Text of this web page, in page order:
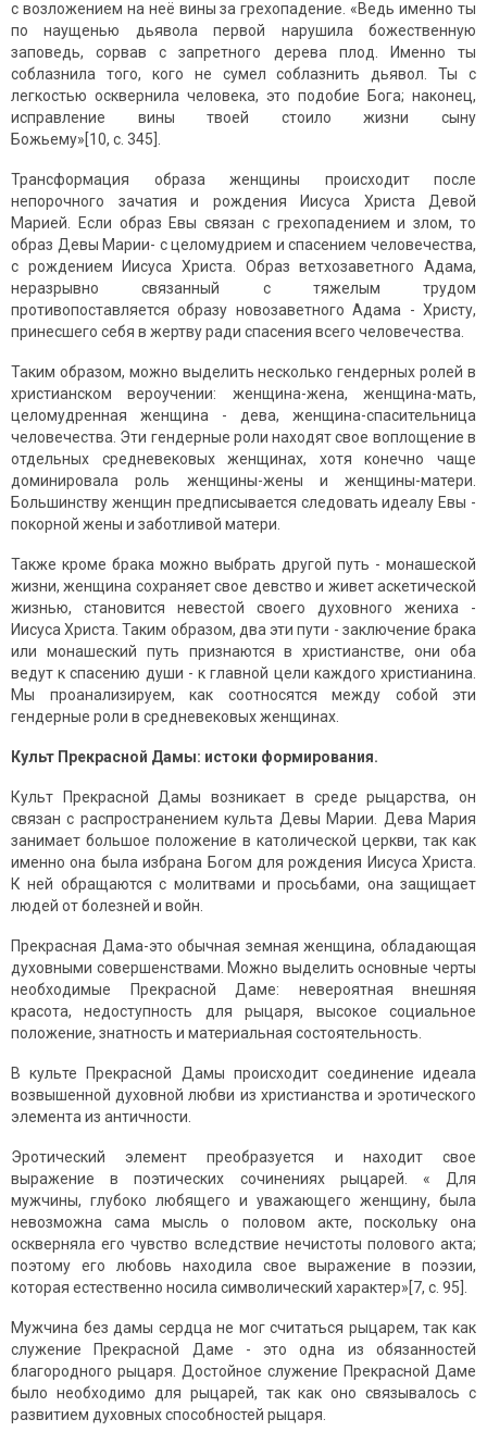
с возложением на неё вины за грехопадение. «Ведь именно ты
по наущенью дьявола первой нарушила божественную
заповедь, сорвав с запретного дерева плод. Именно ты
соблазнила того, кого не сумел соблазнить дьявол. Ты с
легкостью осквернила человека, это подобие Бога; наконец,
исправление вины твоей стоило жизни сыну
Божьему»[10, c. 345].
Трансформация образа женщины происходит после
непорочного зачатия и рождения Иисуса Христа Девой
Марией. Если образ Евы связан с грехопадением и злом, то
образ Девы Марии- с целомудрием и спасением человечества,
с рождением Иисуса Христа. Образ ветхозаветного Адама,
неразрывно связанный с тяжелым трудом
противопоставляется образу новозаветного Адама - Христу,
принесшего себя в жертву ради спасения всего человечества.
Таким образом, можно выделить несколько гендерных ролей в
христианском вероучении: женщина-жена, женщина-мать,
целомудренная женщина - дева, женщина-спасительница
человечества. Эти гендерные роли находят свое воплощение в
отдельных средневековых женщинах, хотя конечно чаще
доминировала роль женщины-жены и женщины-матери.
Большинству женщин предписывается следовать идеалу Евы -
покорной жены и заботливой матери.
Также кроме брака можно выбрать другой путь - монашеской
жизни, женщина сохраняет свое девство и живет аскетической
жизнью, становится невестой своего духовного жениха -
Иисуса Христа. Таким образом, два эти пути - заключение брака
или монашеский путь признаются в христианстве, они оба
ведут к спасению души - к главной цели каждого христианина.
Мы проанализируем, как соотносятся между собой эти
гендерные роли в средневековых женщинах.
Культ Прекрасной Дамы: истоки формирования.
Культ Прекрасной Дамы возникает в среде рыцарства, он
связан с распространением культа Девы Марии. Дева Мария
занимает большое положение в католической церкви, так как
именно она была избрана Богом для рождения Иисуса Христа.
К ней обращаются с молитвами и просьбами, она защищает
людей от болезней и войн.
Прекрасная Дама-это обычная земная женщина, обладающая
духовными совершенствами. Можно выделить основные черты
необходимые Прекрасной Даме: невероятная внешняя
красота, недоступность для рыцаря, высокое социальное
положение, знатность и материальная состоятельность.
В культе Прекрасной Дамы происходит соединение идеала
возвышенной духовной любви из христианства и эротического
элемента из античности.
Эротический элемент преобразуется и находит свое
выражение в поэтических сочинениях рыцарей. « Для
мужчины, глубоко любящего и уважающего женщину, была
невозможна сама мысль о половом акте, поскольку она
оскверняла его чувство вследствие нечистоты полового акта;
поэтому его любовь находила свое выражение в поэзии,
которая естественно носила символический характер»[7, c. 95].
Мужчина без дамы сердца не мог считаться рыцарем, так как
служение Прекрасной Даме - это одна из обязанностей
благородного рыцаря. Достойное служение Прекрасной Даме
было необходимо для рыцарей, так как оно связывалось с
развитием духовных способностей рыцаря.